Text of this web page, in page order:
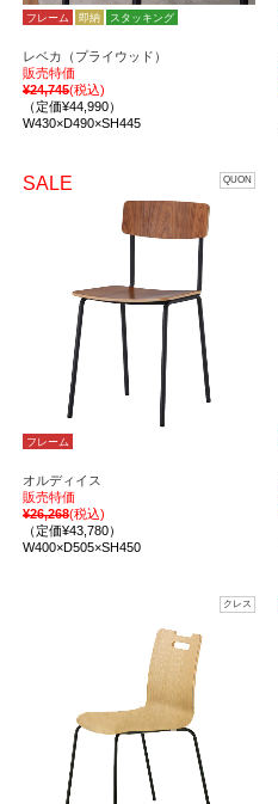
フレーム 即納 スタッキング
レベカ（プライウッド）
販売特価
¥24,745(税込)
（定価¥44,990）
W430×D490×SH445
SALE QUON
フレーム
オルディイス
販売特価
¥26,268(税込)
（定価¥43,780）
W400×D505×SH450
クレス